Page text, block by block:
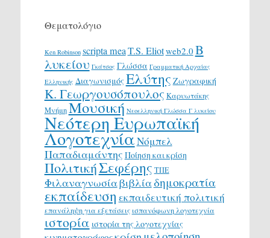
Θεματολόγιο
Ken Robinson scripta meaT.S. Eliotweb2.0 Β
λυκείου Γκάτσος Γλώσσα Γραμματική Αρχαίας
Ελληνικής ΔιαγωνισμόςΕλύτης Ζωγραφική
Κ. Γεωργουσόπουλος Καρυωτάκης
ΜνήμηΜουσική Νεοελληνική Γλώσσα Γ λυκείου
Νεότερη Ευρωπαϊκή
ΛογοτεχνίαΝόμπελ
Παπαδιαμάντης Ποίηση και κρίση
ΠολιτικήΣεφέρης ΤΠΕ
Φιλαναγνωσίαβιβλίαδημοκρατία
εκπαίδευση εκπαιδευτική πολιτική
επανάληψη για εξετάσεις ισπανόφωνη λογοτεχνία
ιστορία ιστορία της λογοτεχνίας